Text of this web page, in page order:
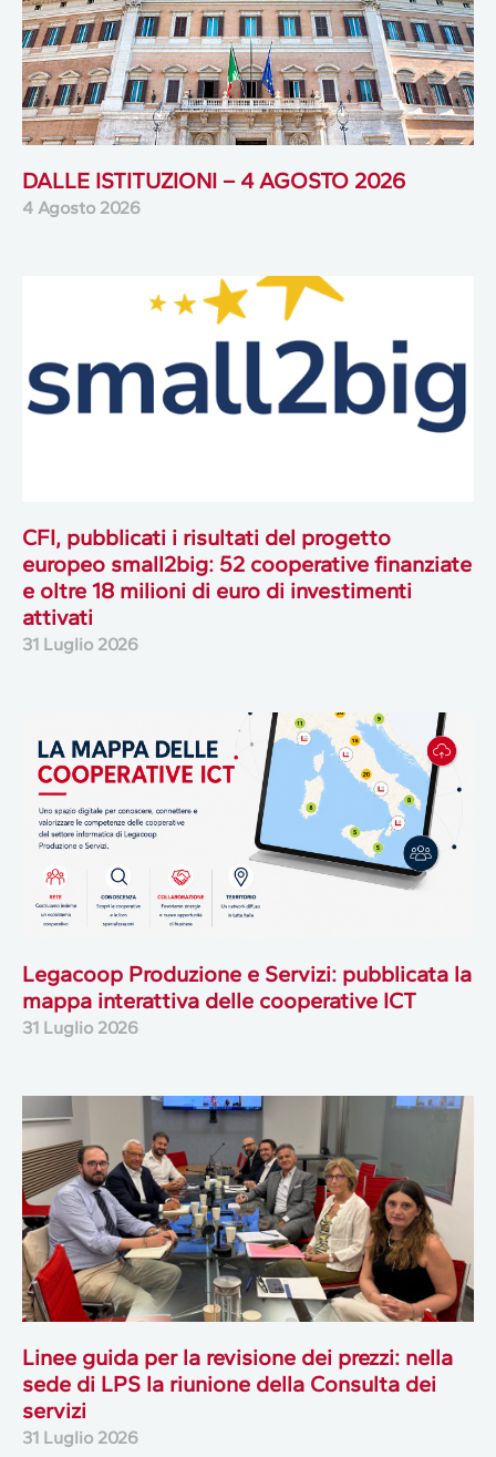
DALLE ISTITUZIONI – 4 AGOSTO 2026
4 Agosto 2026
CFI, pubblicati i risultati del progetto
europeo small2big: 52 cooperative finanziate
e oltre 18 milioni di euro di investimenti
attivati
31 Luglio 2026
Legacoop Produzione e Servizi: pubblicata la
mappa interattiva delle cooperative ICT
31 Luglio 2026
Linee guida per la revisione dei prezzi: nella
sede di LPS la riunione della Consulta dei
servizi
31 Luglio 2026